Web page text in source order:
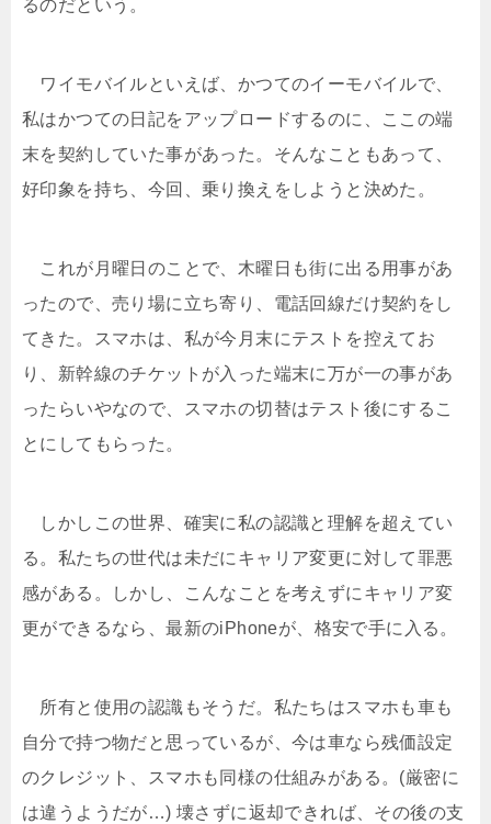
るのだという。
ワイモバイルといえば、かつてのイーモバイルで、
私はかつての日記をアップロードするのに、ここの端
末を契約していた事があった。そんなこともあって、
好印象を持ち、今回、乗り換えをしようと決めた。
これが月曜日のことで、木曜日も街に出る用事があ
ったので、売り場に立ち寄り、電話回線だけ契約をし
てきた。スマホは、私が今月末にテストを控えてお
り、新幹線のチケットが入った端末に万が一の事があ
ったらいやなので、スマホの切替はテスト後にするこ
とにしてもらった。
しかしこの世界、確実に私の認識と理解を超えてい
る。私たちの世代は未だにキャリア変更に対して罪悪
感がある。しかし、こんなことを考えずにキャリア変
更ができるなら、最新のiPhoneが、格安で手に入る。
所有と使用の認識もそうだ。私たちはスマホも車も
自分で持つ物だと思っているが、今は車なら残価設定
のクレジット、スマホも同様の仕組みがある。(厳密に
は違うようだが…) 壊さずに返却できれば、その後の支